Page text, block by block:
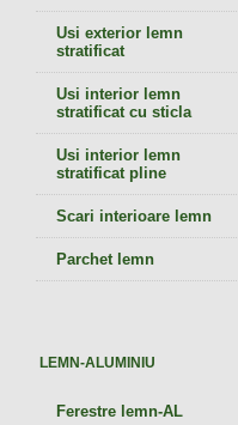
Usi exterior lemn
stratificat
Usi interior lemn
stratificat cu sticla
Usi interior lemn
stratificat pline
Scari interioare lemn
Parchet lemn
LEMN-ALUMINIU
Ferestre lemn-AL